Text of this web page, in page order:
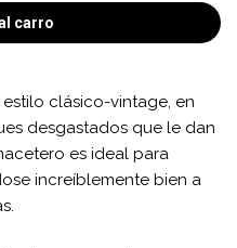
carro
clásico-vintage, en
desgastados que le dan
es ideal para
increíblemente bien a